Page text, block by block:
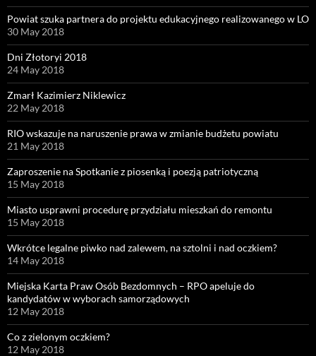
Powiat szuka partnera do projektu edukacyjnego realizowanego w LO
30 May 2018
Dni Złotoryi 2018
24 May 2018
Zmarł Kazimierz Niklewicz
22 May 2018
RIO wskazuje na naruszenie prawa w zmianie budżetu powiatu
21 May 2018
Zaproszenie na Spotkanie z piosenką i poezją patriotyczną
15 May 2018
Miasto usprawni procedurę przydziału mieszkań do remontu
15 May 2018
Wkrótce legalne piwko nad zalewem, na sztolni i nad oczkiem?
14 May 2018
Miejska Karta Praw Osób Bezdomnych – RPO apeluje do
kandydatów w wyborach samorządowych
12 May 2018
Co z zielonym oczkiem?
12 May 2018